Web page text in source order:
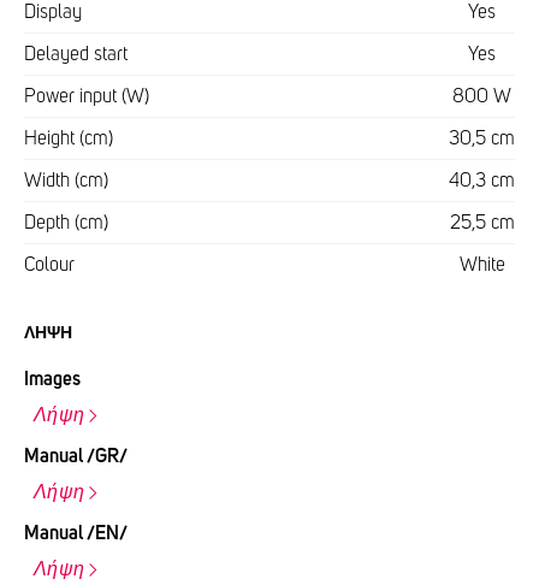
Display Yes
Delayed start Yes
Power input (W) 800 W
Height (cm) 30,5 cm
Width (cm) 40,3 cm
Depth (cm) 25,5 cm
Colour White
ΛΉΨΗ
Images
Λήψη
Manual /GR/
Λήψη
Manual /EN/
Λήψη